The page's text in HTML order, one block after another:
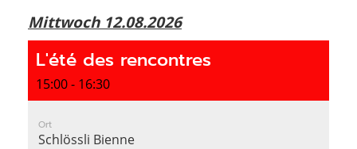
Mittwoch 12.08.2026
L'été des rencontres
15:00 - 16:30
Ort
Schlössli Bienne